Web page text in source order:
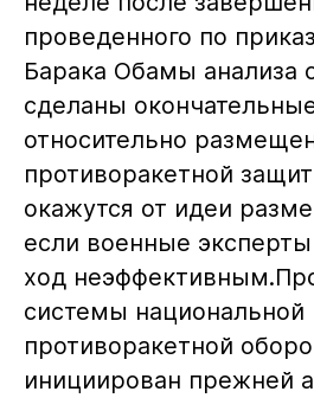
проведенного по
Барака Обамы анализа
сделаны
относительно
противоракетной
окажутся от идеи
если военные
ход
системы национальной
противоракетной
инициирован прежней